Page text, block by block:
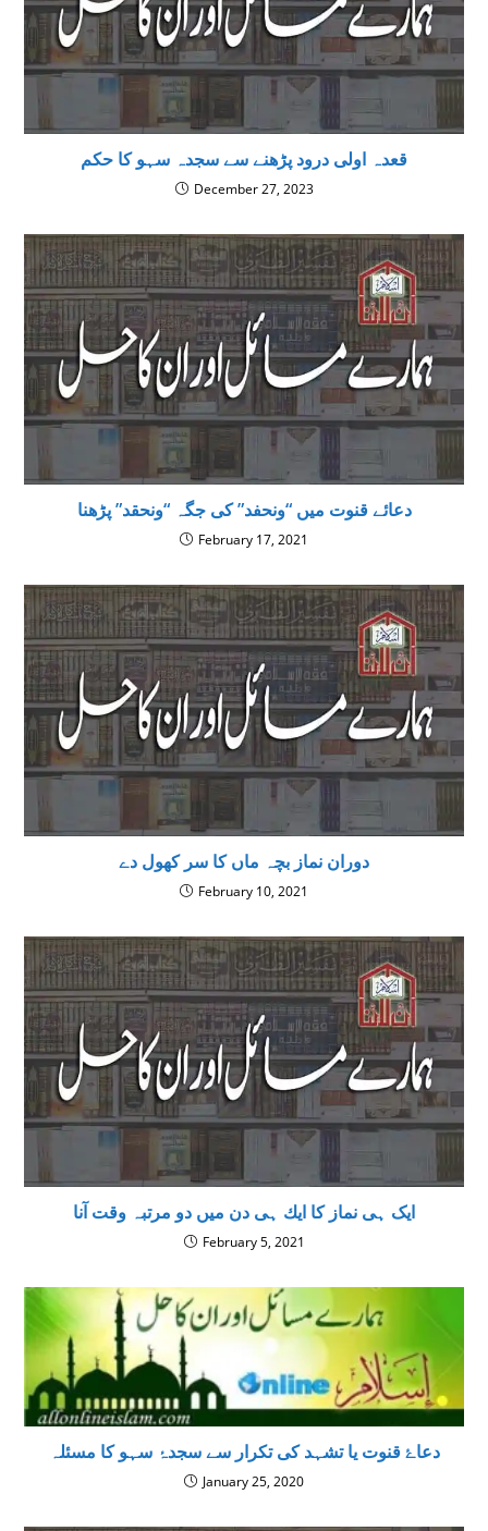
قعدہ اولی درود پڑھنے سے سجدہ سہو کا حکم
December 27, 2023
دعائے قنوت میں “ونحفد” کی جگہ “ونحقد” پڑھنا
February 17, 2021
دوران نماز بچہ ماں کا سر کھول دے
February 10, 2021
ایک ہى نماز کا ايك ہى دن ميں دو مرتبہ وقت آنا
February 5, 2021
دعاۓ قنوت یا تشہد کی تکرار سے سجدۂ سہو کا مسئلہ
January 25, 2020